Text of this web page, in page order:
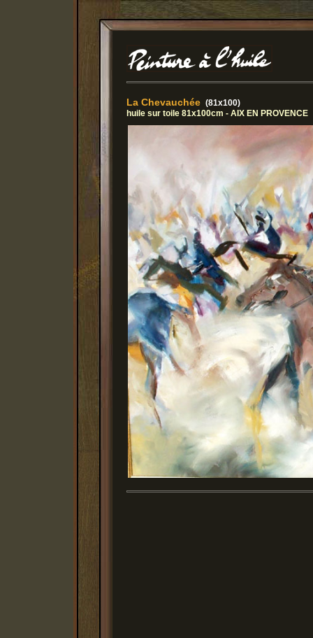
La Chevauchée (81x100)
huile sur toile 81x100cm - AIX EN PROVENCE